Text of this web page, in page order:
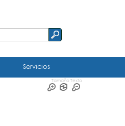
Servicios
Tamaño Texto